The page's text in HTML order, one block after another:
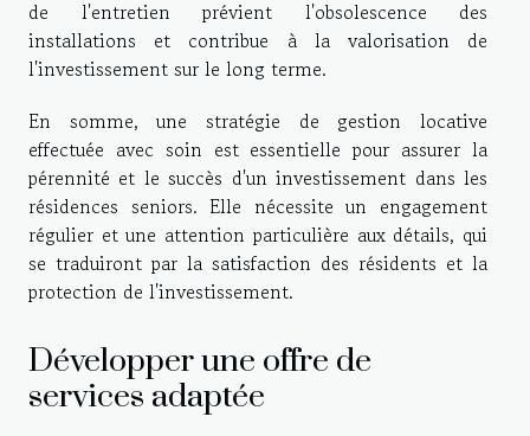
de l'entretien prévient l'obsolescence des
installations et contribue à la valorisation de
l'investissement sur le long terme.
En somme, une stratégie de gestion locative
effectuée avec soin est essentielle pour assurer la
pérennité et le succès d'un investissement dans les
résidences seniors. Elle nécessite un engagement
régulier et une attention particulière aux détails, qui
se traduiront par la satisfaction des résidents et la
protection de l'investissement.
Développer une offre de
services adaptée